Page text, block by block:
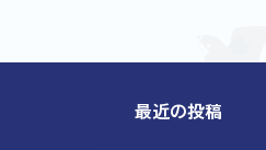
最近の投稿